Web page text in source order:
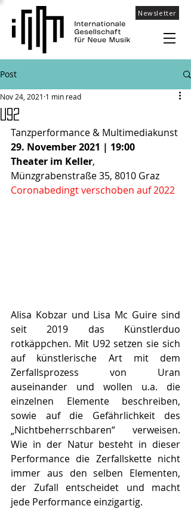
Newsletter
Post
U92
Nov 24, 2021 1 min read
Tanzperformance & Multimediakunst
29. November 2021 | 19:00
Theater im Keller,
Münzgrabenstraße 35, 8010 Graz
Coronabedingt verschoben auf 2022
Alisa Kobzar und Lisa Mc Guire sind
seit 2019 das Künstlerduo
rotkäppchen. Mit U92 setzen sie sich
auf künstlerische Art mit dem
Zerfallsprozess von Uran
auseinander und wollen u.a. die
einzelnen Elemente beschreiben,
sowie auf die Gefährlichkeit des
„Nichtbeherrschbaren“ verweisen.
Wie in der Natur besteht in dieser
Performance die Zerfallskette nicht
immer aus den selben Elementen,
der Zufall entscheidet und macht
jede Performance einzigartig.